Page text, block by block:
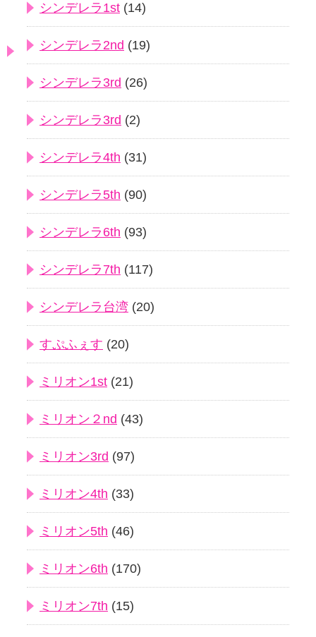
シンデレラ1st (14)
シンデレラ2nd (19)
シンデレラ3rd (26)
シンデレラ3rd (2)
シンデレラ4th (31)
シンデレラ5th (90)
シンデレラ6th (93)
シンデレラ7th (117)
シンデレラ台湾 (20)
すぷふぇす (20)
ミリオン1st (21)
ミリオン２nd (43)
ミリオン3rd (97)
ミリオン4th (33)
ミリオン5th (46)
ミリオン6th (170)
ミリオン7th (15)